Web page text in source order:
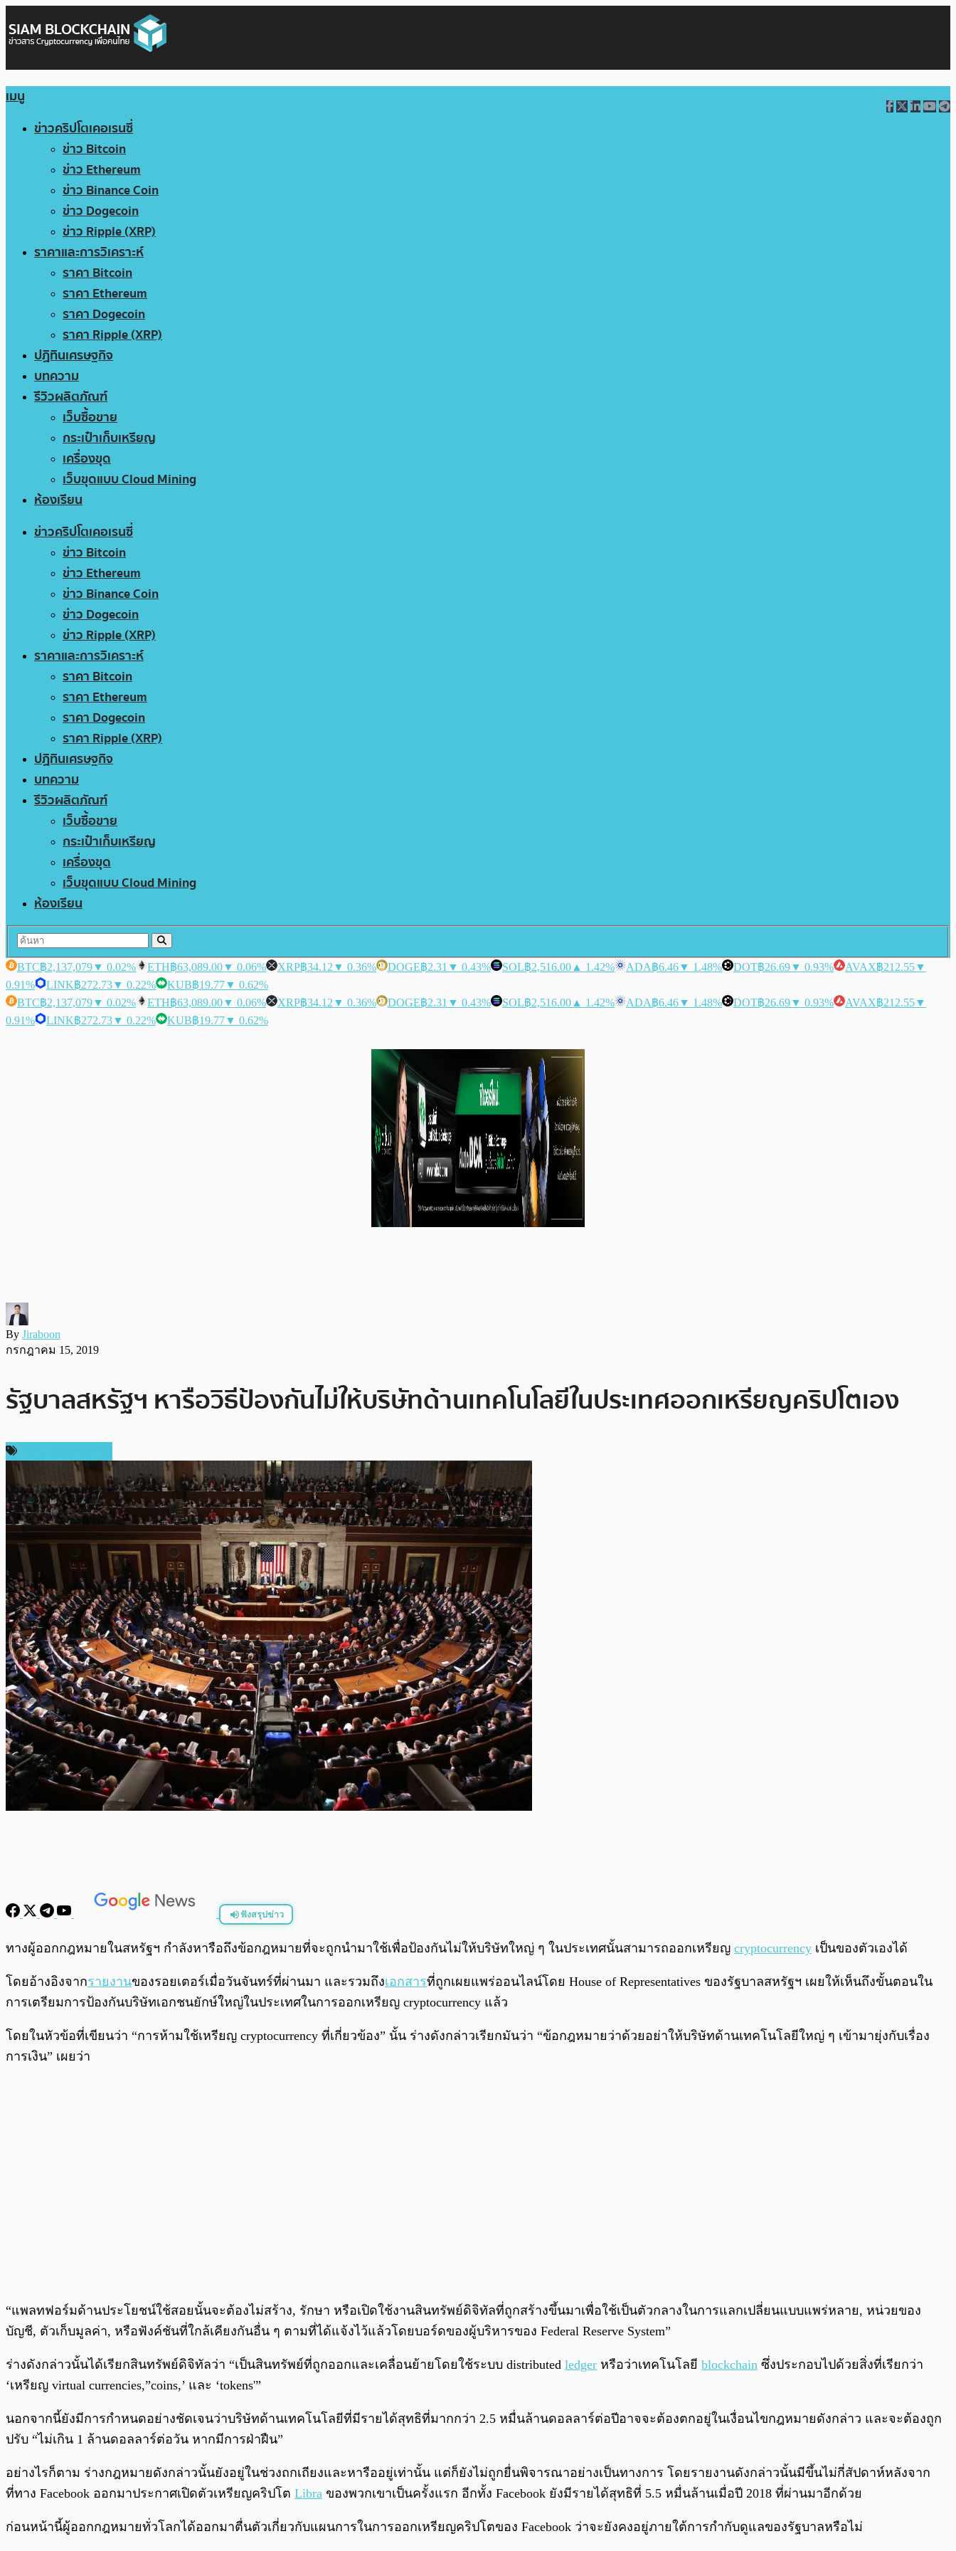
เมนู
ข่าวคริปโตเคอเรนซี่
ข่าว Bitcoin
ข่าว Ethereum
ข่าว Binance Coin
ข่าว Dogecoin
ข่าว Ripple (XRP)
ราคาและการวิเคราะห์
ราคา Bitcoin
ราคา Ethereum
ราคา Dogecoin
ราคา Ripple (XRP)
ปฏิทินเศรษฐกิจ
บทความ
รีวิวผลิตภัณฑ์
เว็บซื้อขาย
กระเป๋าเก็บเหรียญ
เครื่องขุด
เว็บขุดแบบ Cloud Mining
ห้องเรียน
ข่าวคริปโตเคอเรนซี่
ข่าว Bitcoin
ข่าว Ethereum
ข่าว Binance Coin
ข่าว Dogecoin
ข่าว Ripple (XRP)
ราคาและการวิเคราะห์
ราคา Bitcoin
ราคา Ethereum
ราคา Dogecoin
ราคา Ripple (XRP)
ปฏิทินเศรษฐกิจ
บทความ
รีวิวผลิตภัณฑ์
เว็บซื้อขาย
กระเป๋าเก็บเหรียญ
เครื่องขุด
เว็บขุดแบบ Cloud Mining
ห้องเรียน
BTC฿2,137,079▼ 0.02% ETH฿63,089.00▼ 0.06% XRP฿34.12 ▼ 0.36% DOGE฿2.31 ▼ 0.43% SOL฿2,516.00 ▲ 1.42% ADA฿6.46▼ 1.48% DOT฿26.69▼ 0.93% AVAX฿212.55▼
0.91%
LINK฿272.73▼ 0.22% KUB฿19.77▼ 0.62%
BTC฿2,137,079▼ 0.02% ETH฿63,089.00▼ 0.06% XRP฿34.12 ▼ 0.36% DOGE฿2.31 ▼ 0.43% SOL฿2,516.00 ▲ 1.42% ADA฿6.46▼ 1.48% DOT฿26.69▼ 0.93% AVAX฿212.55▼
0.91%
LINK฿272.73▼ 0.22% KUB฿19.77▼ 0.62%
By Jiraboon
กรกฎาคม 15, 2019
รัฐบาลสหรัฐฯ หารือวิธีป้องกันไม่ให้บริษัทด้านเทคโนโลยีในประเทศออกเหรียญคริปโตเอง
ฟังสรุปข่าว
0:00 0:00
ทางผู้ออกกฎหมายในสหรัฐฯ กำลังหารือถึงข้อกฎหมายที่จะถูกนำมาใช้เพื่อป้องกันไม่ให้บริษัทใหญ่ ๆ ในประเทศนั้นสามารถออกเหรียญ cryptocurrency เป็นของตัวเองได้
โดยอ้างอิงจากรายงานของรอยเตอร์เมื่อวันจันทร์ที่ผ่านมา และรวมถึงเอกสารที่ถูกเผยแพร่ออนไลน์โดย House of Representatives ของรัฐบาลสหรัฐฯ เผยให้เห็นถึงขั้นตอนใน
การเตรียมการป้องกันบริษัทเอกชนยักษ์ใหญ่ในประเทศในการออกเหรียญ cryptocurrency แล้ว
โดยในหัวข้อที่เขียนว่า “การห้ามใช้เหรียญ cryptocurrency ที่เกี่ยวข้อง” นั้น ร่างดังกล่าวเรียกมันว่า “ข้อกฎหมายว่าด้วยอย่าให้บริษัทด้านเทคโนโลยีใหญ่ ๆ เข้ามายุ่งกับเรื่อง
การเงิน” เผยว่า
“แพลทฟอร์มด้านประโยชน์ใช้สอยนั้นจะต้องไม่สร้าง, รักษา หรือเปิดใช้งานสินทรัพย์ดิจิทัลที่ถูกสร้างขึ้นมาเพื่อใช้เป็นตัวกลางในการแลกเปลี่ยนแบบแพร่หลาย, หน่วยของ
บัญชี, ตัวเก็บมูลค่า, หรือฟังค์ชันที่ใกล้เคียงกันอื่น ๆ ตามที่ได้แจ้งไว้แล้วโดยบอร์ดของผู้บริหารของ Federal Reserve System”
ร่างดังกล่าวนั้นได้เรียกสินทรัพย์ดิจิทัลว่า “เป็นสินทรัพย์ที่ถูกออกและเคลื่อนย้ายโดยใช้ระบบ distributed ledger หรือว่าเทคโนโลยี blockchain ซึ่งประกอบไปด้วยสิ่งที่เรียกว่า
‘เหรียญ virtual currencies,”coins,’ และ ‘tokens'”
นอกจากนี้ยังมีการกำหนดอย่างชัดเจนว่าบริษัทด้านเทคโนโลยีที่มีรายได้สุทธิที่มากกว่า 2.5 หมื่นล้านดอลลาร์ต่อปีอาจจะต้องตกอยู่ในเงื่อนไขกฎหมายดังกล่าว และจะต้องถูก
ปรับ “ไม่เกิน 1 ล้านดอลลาร์ต่อวัน หากมีการฝ่าฝืน”
อย่างไรก็ตาม ร่างกฎหมายดังกล่าวนั้นยังอยู่ในช่วงถกเถียงและหารืออยู่เท่านั้น แต่ก็ยังไม่ถูกยื่นพิจารณาอย่างเป็นทางการ โดยรายงานดังกล่าวนั้นมีขึ้นไม่กี่สัปดาห์หลังจาก
ที่ทาง Facebook ออกมาประกาศเปิดตัวเหรียญคริปโต Libra ของพวกเขาเป็นครั้งแรก อีกทั้ง Facebook ยังมีรายได้สุทธิที่ 5.5 หมื่นล้านเมื่อปี 2018 ที่ผ่านมาอีกด้วย
ก่อนหน้านี้ผู้ออกกฎหมายทั่วโลกได้ออกมาตื่นตัวเกี่ยวกับแผนการในการออกเหรียญคริปโตของ Facebook ว่าจะยังคงอยู่ภายใต้การกำกับดูแลของรัฐบาลหรือไม่